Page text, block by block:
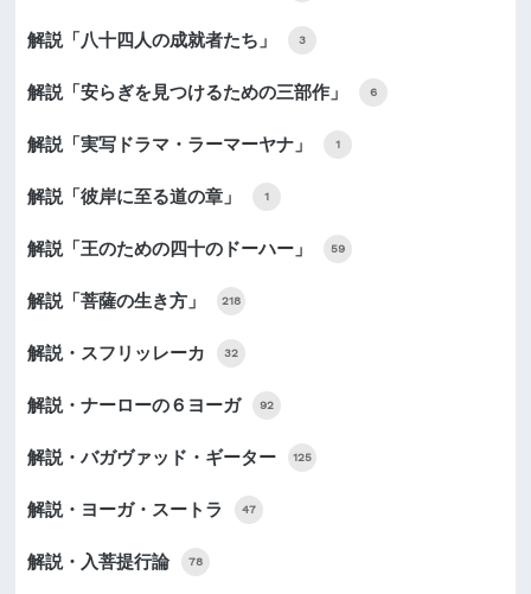
解説「八十四人の成就者たち」 3
解説「安らぎを見つけるための三部作」 6
解説「実写ドラマ・ラーマーヤナ」 1
解説「彼岸に至る道の章」 1
解説「王のための四十のドーハー」 59
解説「菩薩の生き方」 218
解説・スフリッレーカ 32
解説・ナーローの６ヨーガ 92
解説・バガヴァッド・ギーター 125
解説・ヨーガ・スートラ 47
解説・入菩提行論 78